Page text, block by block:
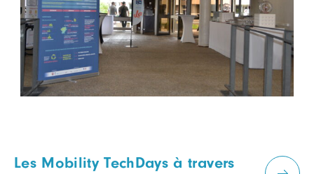
Les Mobility TechDays à travers